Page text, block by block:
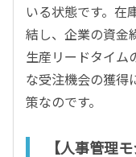
いる状態です。在
結し、企業の資金
生産リードタイム
な受注機会の獲得
策なのです。
【人事管理